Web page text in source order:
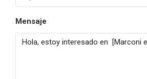
Mensaje